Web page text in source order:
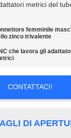
metrici del
femminile
zinco trivalente
che lavora gli
CONTATTACI!
DI